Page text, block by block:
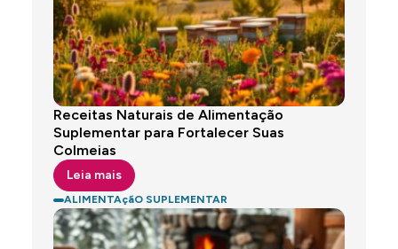
Receitas Naturais de Alimentação
Suplementar para Fortalecer Suas
Colmeias
Leia mais
ALIMENTAçãO SUPLEMENTAR